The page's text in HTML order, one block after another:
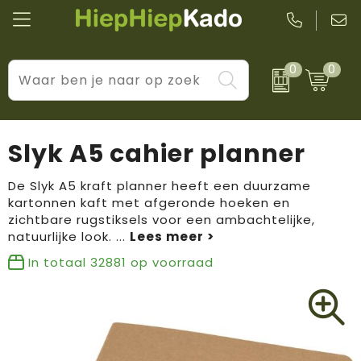
0 0
Kantoor & schrijfwaren
Wellness & verzorging
Tassen & reizen
Huis, tuin & keuken
Kleding & accessoires
Sport & vrije tijd
Levensstijl
Prijs & impact
BIC
Boska
Brandflavours
Camelbak
Slyk A5 cahier planner
De Slyk A5 kraft planner heeft een duurzame
kartonnen kaft met afgeronde hoeken en
zichtbare rugstiksels voor een ambachtelijke,
natuurlijke look. ...
In totaal 32881 op voorraad